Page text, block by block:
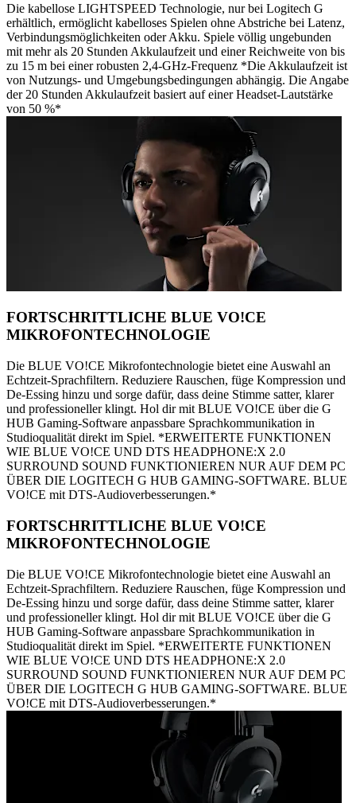
Die kabellose LIGHTSPEED Technologie, nur bei Logitech G
erhältlich, ermöglicht kabelloses Spielen ohne Abstriche bei Latenz,
Verbindungsmöglichkeiten oder Akku. Spiele völlig ungebunden
mit mehr als 20 Stunden Akkulaufzeit und einer Reichweite von bis
zu 15 m bei einer robusten 2,4-GHz-Frequenz *Die Akkulaufzeit ist
von Nutzungs- und Umgebungsbedingungen abhängig. Die Angabe
der 20 Stunden Akkulaufzeit basiert auf einer Headset-Lautstärke
von 50 %*
FORTSCHRITTLICHE BLUE VO!CE
MIKROFONTECHNOLOGIE
Die BLUE VO!CE Mikrofontechnologie bietet eine Auswahl an
Echtzeit-Sprachfiltern. Reduziere Rauschen, füge Kompression und
De-Essing hinzu und sorge dafür, dass deine Stimme satter, klarer
und professioneller klingt. Hol dir mit BLUE VO!CE über die G
HUB Gaming-Software anpassbare Sprachkommunikation in
Studioqualität direkt im Spiel. *ERWEITERTE FUNKTIONEN
WIE BLUE VO!CE UND DTS HEADPHONE:X 2.0
SURROUND SOUND FUNKTIONIEREN NUR AUF DEM PC
ÜBER DIE LOGITECH G HUB GAMING-SOFTWARE. BLUE
VO!CE mit DTS-Audioverbesserungen.*
FORTSCHRITTLICHE BLUE VO!CE
MIKROFONTECHNOLOGIE
Die BLUE VO!CE Mikrofontechnologie bietet eine Auswahl an
Echtzeit-Sprachfiltern. Reduziere Rauschen, füge Kompression und
De-Essing hinzu und sorge dafür, dass deine Stimme satter, klarer
und professioneller klingt. Hol dir mit BLUE VO!CE über die G
HUB Gaming-Software anpassbare Sprachkommunikation in
Studioqualität direkt im Spiel. *ERWEITERTE FUNKTIONEN
WIE BLUE VO!CE UND DTS HEADPHONE:X 2.0
SURROUND SOUND FUNKTIONIEREN NUR AUF DEM PC
ÜBER DIE LOGITECH G HUB GAMING-SOFTWARE. BLUE
VO!CE mit DTS-Audioverbesserungen.*